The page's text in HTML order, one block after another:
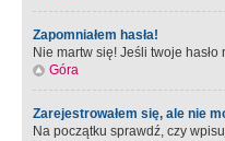
Zapomniałem hasła!
Nie martw się! Jeśli twoje
Góra
Zarejestrowałem się, ale nie
Na początku sprawdź, czy